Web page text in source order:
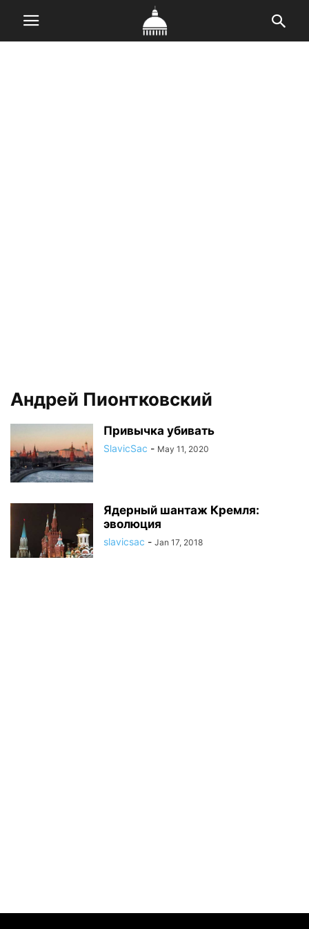
Андрей Пионтковский
Привычка убивать
SlavicSac - May 11, 2020
Ядерный шантаж Кремля:
эволюция
slavicsac - Jan 17, 2018